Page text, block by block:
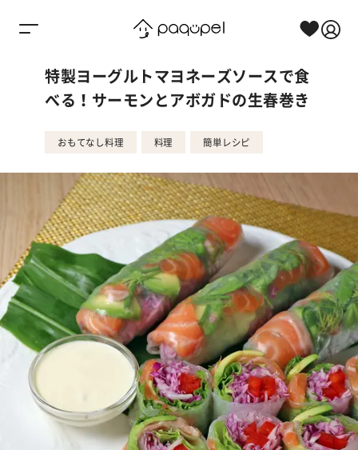
特製ヨーグルトマヨネーズソースで食
べる！サーモンとアボガドの生春巻き
おもてなし料理 料理 簡単レシピ